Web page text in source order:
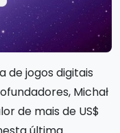
de jogos digitais
Michał
de mais de US$